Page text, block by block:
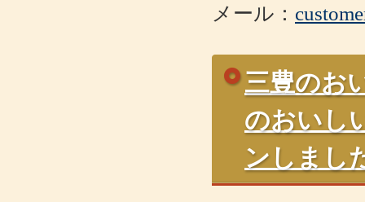
メール：
三豊のお
のおいし
ンしまし